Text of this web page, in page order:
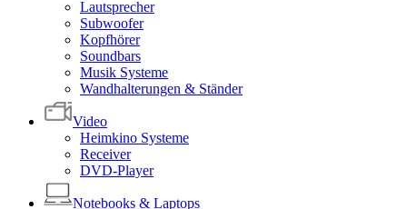
Lautsprecher
Subwoofer
Kopfhörer
Soundbars
Musik Systeme
Wandhalterungen & Ständer
Video
Heimkino Systeme
Receiver
DVD-Player
Notebooks & Laptops